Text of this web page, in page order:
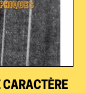
CARACTÈRE